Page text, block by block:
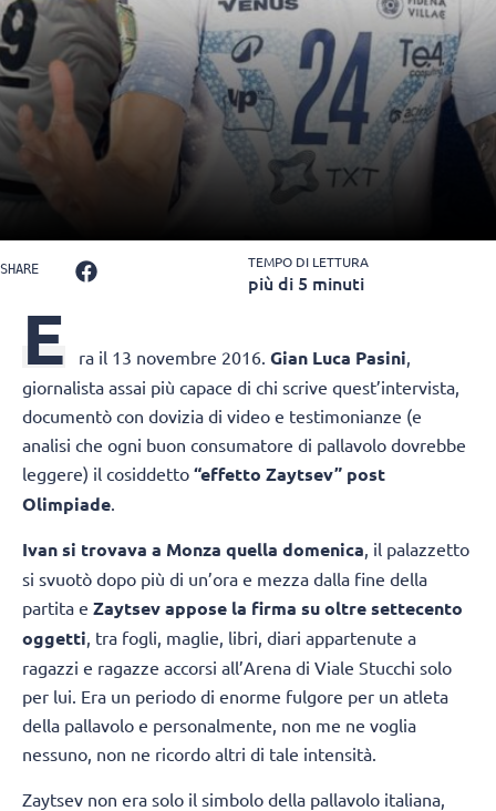
SHARE TEMPO DI LETTURA
più di 5 minuti
E ra il 13 novembre 2016. Gian Luca Pasini,
giornalista assai più capace di chi scrive quest’intervista,
documentò con dovizia di video e testimonianze (e
analisi che ogni buon consumatore di pallavolo dovrebbe
leggere) il cosiddetto “effetto Zaytsev” post
Olimpiade.
Ivan si trovava a Monza quella domenica, il palazzetto
si svuotò dopo più di un’ora e mezza dalla fine della
partita e Zaytsev appose la firma su oltre settecento
oggetti, tra fogli, maglie, libri, diari appartenute a
ragazzi e ragazze accorsi all’Arena di Viale Stucchi solo
per lui. Era un periodo di enorme fulgore per un atleta
della pallavolo e personalmente, non me ne voglia
nessuno, non ne ricordo altri di tale intensità.
Zaytsev non era solo il simbolo della pallavolo italiana,